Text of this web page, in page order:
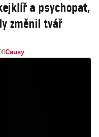
a psychopat,
změnil tvář
Causy